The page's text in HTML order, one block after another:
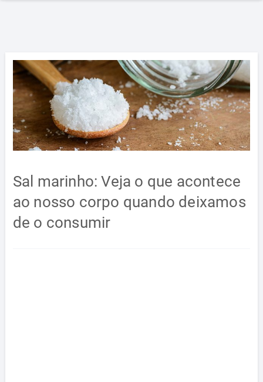
Sal marinho: Veja o que acontece
ao nosso corpo quando deixamos
de o consumir